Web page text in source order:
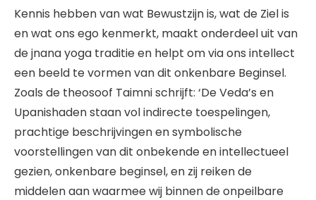
Kennis hebben van wat Bewustzijn is, wat de Ziel is
en wat ons ego kenmerkt, maakt onderdeel uit van
de jnana yoga traditie en helpt om via ons intellect
een beeld te vormen van dit onkenbare Beginsel.
Zoals de theosoof Taimni schrijft: ‘De Veda’s en
Upanishaden staan vol indirecte toespelingen,
prachtige beschrijvingen en symbolische
voorstellingen van dit onbekende en intellectueel
gezien, onkenbare beginsel, en zij reiken de
middelen aan waarmee wij binnen de onpeilbare